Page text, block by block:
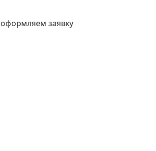
заявку